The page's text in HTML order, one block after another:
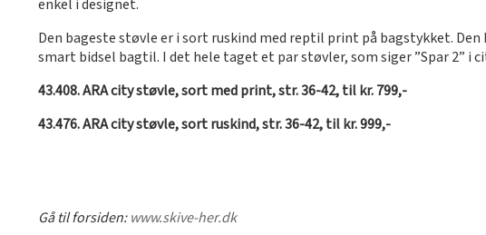
enkel i designet.
Den bageste støvle er i sort ruskind med reptil print på bagstykket. Den
smart bidsel bagtil. I det hele taget et par støvler, som siger ”Spar 2” i
43.408. ARA city støvle, sort med print, str. 36-42, til kr. 799,-
43.476. ARA city støvle, sort ruskind, str. 36-42, til kr. 999,-
Gå til forsiden:www.skive-her.dk